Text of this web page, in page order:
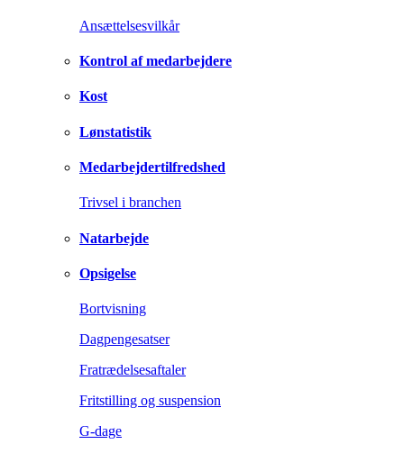
Ansættelsesvilkår
Kontrol af medarbejdere
Kost
Lønstatistik
Medarbejdertilfredshed
Trivsel i branchen
Natarbejde
Opsigelse
Bortvisning
Dagpengesatser
Fratrædelsesaftaler
Fritstilling og suspension
G-dage